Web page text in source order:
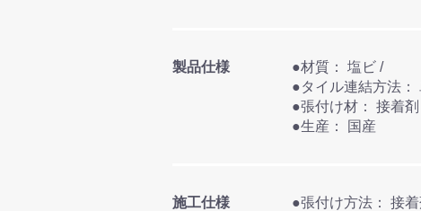
製品仕様
●材質： 塩ビ /
●張付け材： 接着剤
●生産： 国産
施工仕様
●張付け方